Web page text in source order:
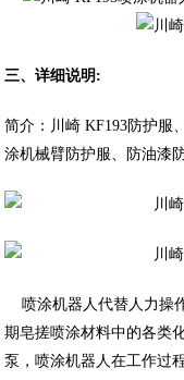
三、详细说明:
简介：川崎 KF193防护服
涂机械臂防护服、防油漆
喷涂机器人代替人力操
期皂搓喷涂材料中的各类
泵，喷涂机器人在工作过